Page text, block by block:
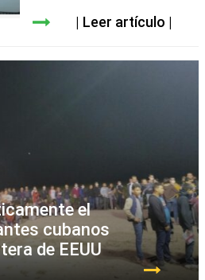
Leer artículo
el
cubanos
de EEUU